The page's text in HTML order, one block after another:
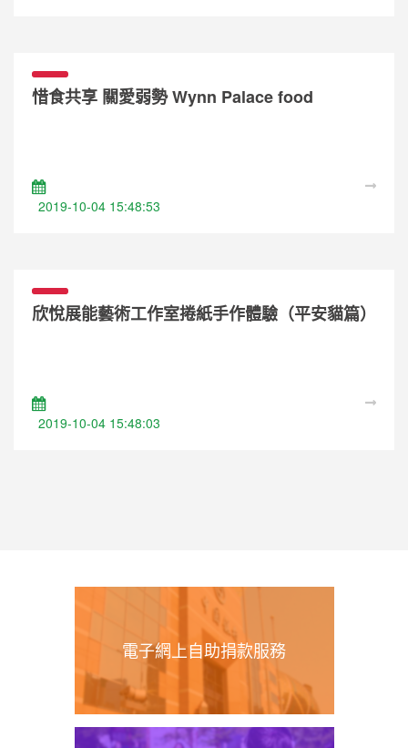
惜食共享 關愛弱勢 Wynn Palace food
2019-10-04 15:48:53
欣悅展能藝術工作室捲紙手作體驗（平安貓篇）
2019-10-04 15:48:03
電子網上自助捐款服務